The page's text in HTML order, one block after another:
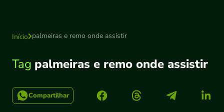
Início palmeiras e remo onde assistir
Tag palmeiras e remo onde assistir
Compartilhar